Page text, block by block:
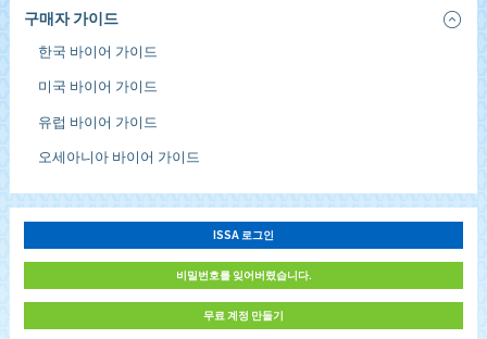
구매자 가이드
한국 바이어 가이드
미국 바이어 가이드
유럽 바이어 가이드
오세아니아 바이어 가이드
ISSA 로그인
비밀번호를 잊어버렸습니다.
무료 계정 만들기